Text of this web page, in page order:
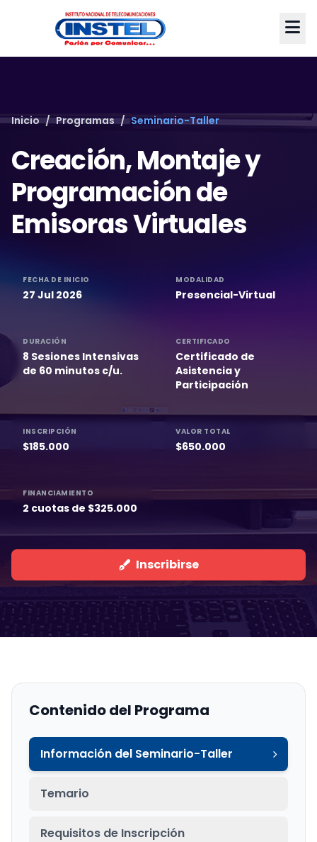
Inicio / Programas / Seminario-Taller
Creación, Montaje y
Programación de
Emisoras Virtuales
FECHA DE INICIO
27 Jul 2026
MODALIDAD
Presencial-Virtual
DURACIÓN
8 Sesiones Intensivas
de 60 minutos c/u.
CERTIFICADO
Certificado de
Asistencia y
Participación
INSCRIPCIÓN
$185.000
VALOR TOTAL
$650.000
FINANCIAMIENTO
2 cuotas de $325.000
Inscribirse
Contenido del Programa
Información del Seminario-Taller
Temario
Requisitos de Inscripción